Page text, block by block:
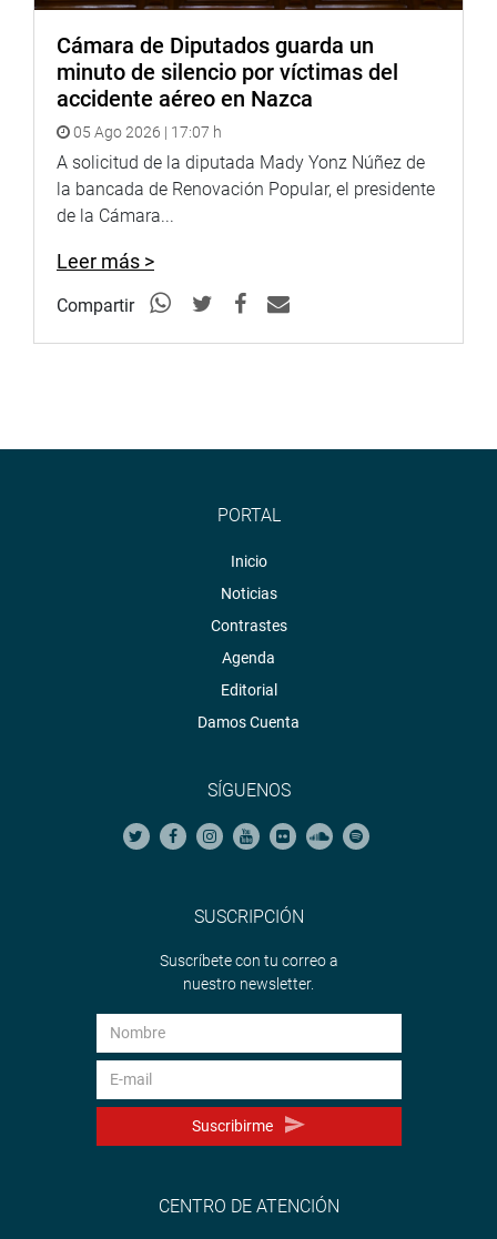
Cámara de Diputados guarda un
minuto de silencio por víctimas del
accidente aéreo en Nazca
05 Ago 2026 | 17:07 h
A solicitud de la diputada Mady Yonz Núñez de
la bancada de Renovación Popular, el presidente
de la Cámara...
Leer más >
Compartir
PORTAL
Inicio
Noticias
Contrastes
Agenda
Editorial
Damos Cuenta
SÍGUENOS
SUSCRIPCIÓN
Suscríbete con tu correo a
nuestro newsletter.
Suscribirme
CENTRO DE ATENCIÓN